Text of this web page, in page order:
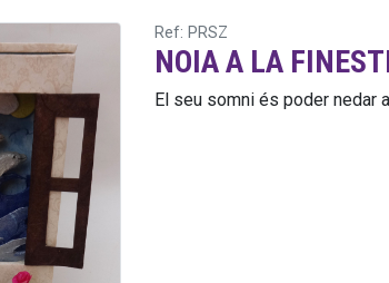
Ref: PRSZ
NOIA A LA
El seu somni és poder nedar